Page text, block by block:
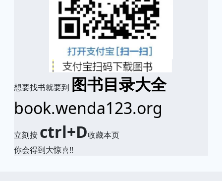
想要找书就要到 图书目录大全
book.wenda123.org
立刻按 ctrl+D收藏本页
你会得到大惊喜!!